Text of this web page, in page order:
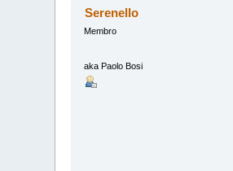
Serenello
Membro
aka Paolo Bosi